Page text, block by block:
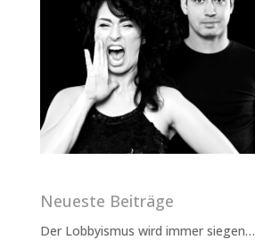
Neueste Beiträge
Der Lobbyismus wird immer siegen…